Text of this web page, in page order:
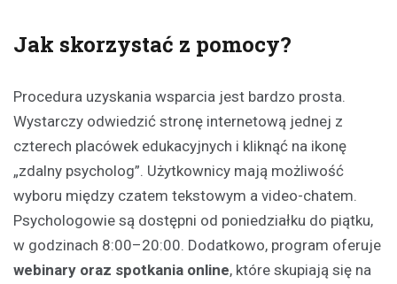
Jak skorzystać z pomocy?
Procedura uzyskania wsparcia jest bardzo prosta.
Wystarczy odwiedzić stronę internetową jednej z
czterech placówek edukacyjnych i kliknąć na ikonę
„zdalny psycholog”. Użytkownicy mają możliwość
wyboru między czatem tekstowym a video-chatem.
Psychologowie są dostępni od poniedziałku do piątku,
w godzinach 8:00–20:00. Dodatkowo, program oferuje
webinary oraz spotkania online, które skupiają się na